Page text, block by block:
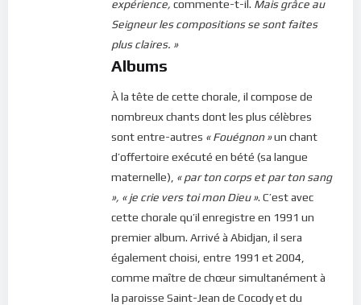
expérience, commente-t-il. Mais grâce au
Seigneur les compositions se sont faites
plus claires. »
Albums
À la tête de cette chorale, il compose de
nombreux chants dont les plus célèbres
sont entre-autres « Fouégnon »un chant
d’offertoire exécuté en bété (sa langue
maternelle), « par ton corps et par ton sang
», « je crie vers toi mon Dieu ». C’est avec
cette chorale qu’il enregistre en 1991 un
premier album. Arrivé à Abidjan, il sera
également choisi, entre 1991 et 2004,
comme maître de chœur simultanément à
la paroisse Saint-Jean de Cocody et du